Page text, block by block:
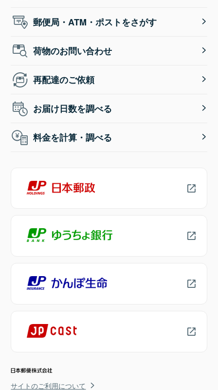
郵便局・ATM・ポストをさがす
荷物のお問い合わせ
再配達のご依頼
お届け日数を調べる
料金を計算・調べる
サイトのご利用について